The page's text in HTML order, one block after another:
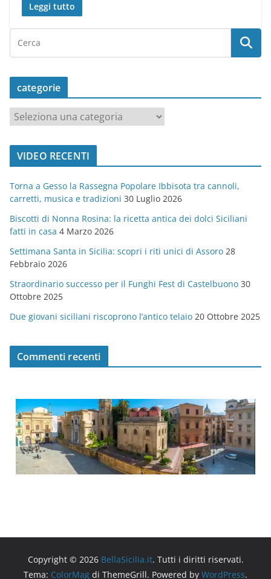
Leggi tutto
categorie
t
o
r
i
e
VIDEO RECENTI
Torna a Gesso la Rassegna Popolare Ibbisota tra cannoli,
carretti, musica e tradizioni 30 Luglio 2026
Biscotti di Nonna Rosina: la ricetta antica dei dolci Siciliani
fatti in casa 4 Marzo 2026
Settimana Santa in Sicilia: scopri i riti unici di Assoro 28
Febbraio 2026
Straordinario successo per il Funghi Fest di Castelbuono 30
Ottobre 2025
Due giovani siciliani riscoprono l’antico telaio 20 Ottobre 2025
Commenti recenti
Copyright © 2026 BellaSicilia.it. Tutti i diritti riservati.
Tema: ColorMag di ThemeGrill. Powered by WordPress.